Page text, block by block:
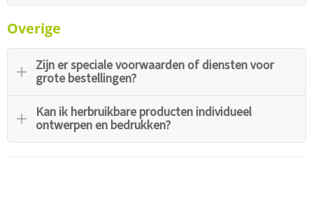
Overige
Zijn er speciale voorwaarden of diensten voor
grote bestellingen?
Kan ik herbruikbare producten individueel
ontwerpen en bedrukken?